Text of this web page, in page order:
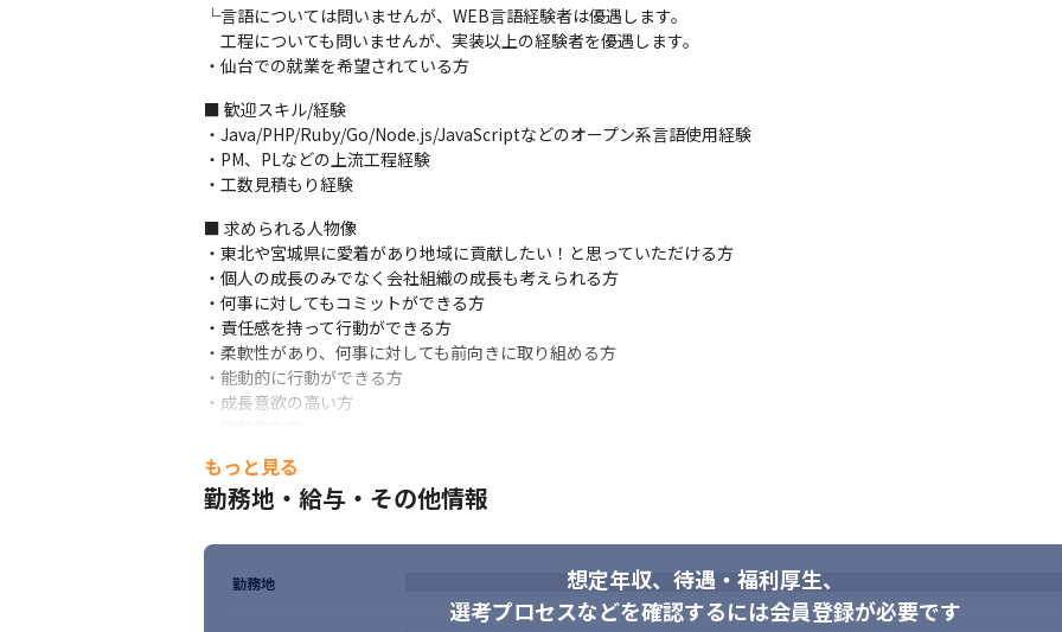
└言語については問いませんが、WEB言語経験者は優遇します。
工程についても問いませんが、実装以上の経験者を優遇します。
・仙台での就業を希望されている方
■ 歓迎スキル/経験
・Java/PHP/Ruby/Go/Node.js/JavaScriptなどのオープン系言語使用経験
・PM、PLなどの上流工程経験
・工数見積もり経験
■ 求められる人物像
・東北や宮城県に愛着があり地域に貢献したい！と思っていただける方
・個人の成長のみでなく会社組織の成長も考えられる方
・何事に対してもコミットができる方
・責任感を持って行動ができる方
・柔軟性があり、何事に対しても前向きに取り組める方
・能動的に行動ができる方
・成長意欲の高い方
もっと見る
勤務地・給与・その他情報
想定年収、待遇・福利厚生、
選考プロセスなどを確認するには会員登録が必要です
勤務地